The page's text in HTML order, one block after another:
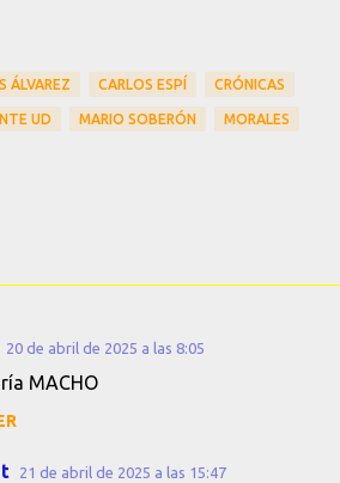
ÁLVAREZ CARLOS ESPÍ CRÓNICAS
UD MARIO SOBERÓN MORALES
20 de abril de 2025 a las 8:05
MACHO
21 de abril de 2025 a las 15:47